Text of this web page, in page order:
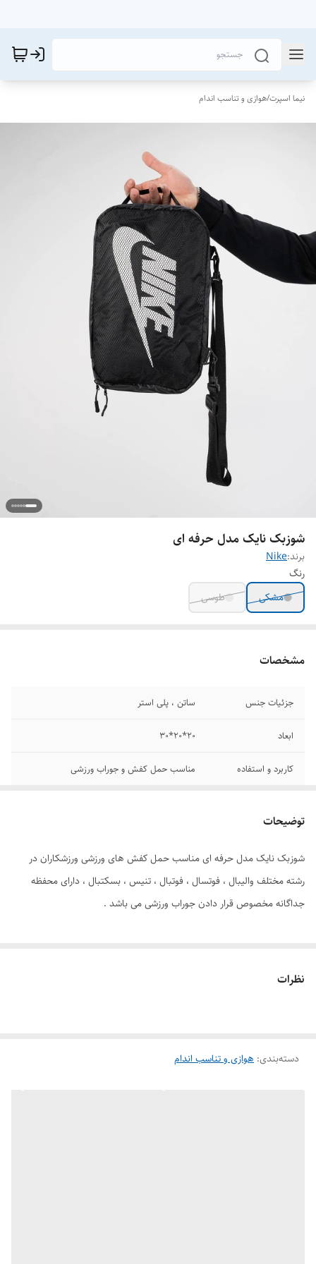
نیما اسپرت/هوازی و تناسب اندام
شوزبک نایک مدل حرفه ای
برند:Nike
رنگ
مشکی
طوسی
مشخصات
جزئیات جنس ساتن ، پلی استر
ابعاد 20*20*30
کاربرد و استفاده مناسب حمل کفش و جوراب ورزشی
توضیحات
شوزبک نایک مدل حرفه ای مناسب حمل کفش های ورزشی ورزشکاران در
رشته مختلف والیبال ، فوتسال ، فوتبال ، تنیس ، بسکتبال ، دارای محفظه
جداگانه مخصوص قرار دادن جوراب ورزشی می باشد .
نظرات
دسته‌بندی: هوازی و تناسب اندام